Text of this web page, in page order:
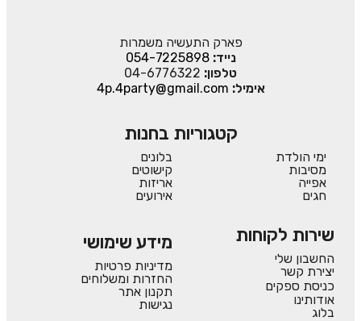
פארק התעשיה משמרות
נייד:054-7225898
טלפון: 04-6776322
אימיל: 4p.4party@gmail.com
קטגוריות בחנות
ימי הולדת
מסיבות
אפייה
חגים
בלונים
קישוטים
אריזות
אירועים
שירות לקוחות
החשבון שלי
יצירת קשר
כניסת ספקים
אודותינו
בלוג
מידע שימושי
מדיניות פרטיות
החזרות ומשלוחים
תקנון אתר
נגישות